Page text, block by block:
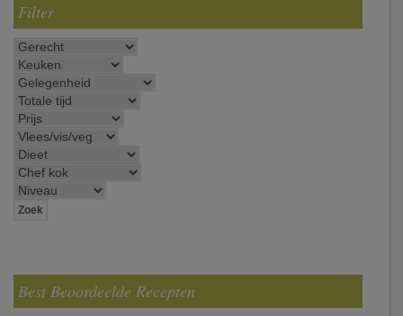
Filter
Best Beoordeelde Recepten